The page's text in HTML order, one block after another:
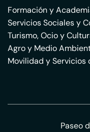
Formación y
Servicios Sociales y
Turismo, Ocio y
Agro y Medio
Movilidad y Servicios
Paseo